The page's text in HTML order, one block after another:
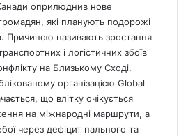
оприлюднив нове
які планують подорожі
Причиною називають зростання
і логістичних збоїв
на Близькому Сході.
організацією Global
що влітку очікується
на міжнародні маршрути, а
через дефіцит пального та